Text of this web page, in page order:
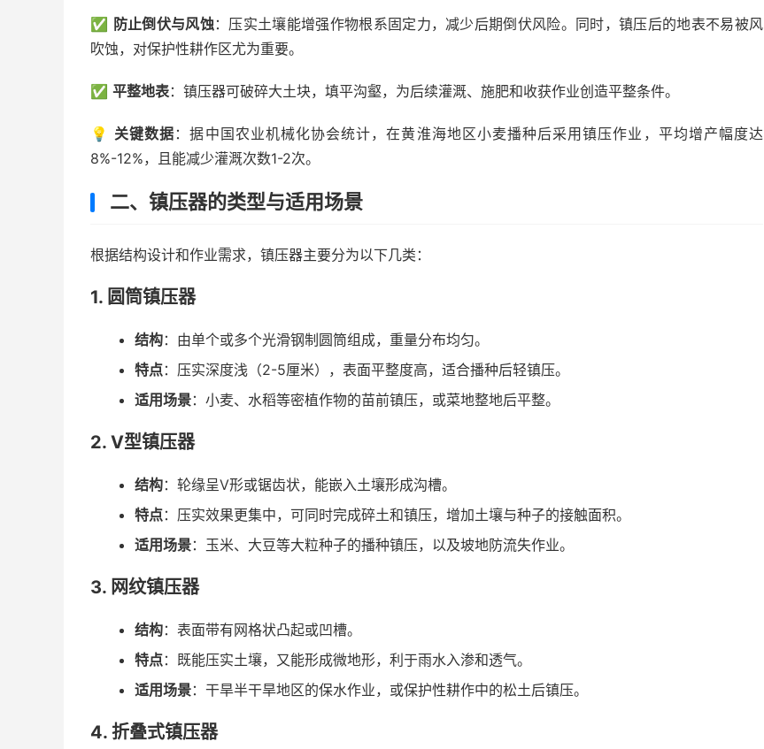
✅ 防止倒伏与风蚀：压实土壤能增强作物根系固定力，减少后期倒伏风险。同时，镇压后的地表不易被风
吹蚀，对保护性耕作区尤为重要。
✅ 平整地表：镇压器可破碎大土块，填平沟壑，为后续灌溉、施肥和收获作业创造平整条件。
💡 关键数据 ：据中国农业机械化协会统计，在黄淮海地区小麦播种后采用镇压作业，平均增产幅度达
8%-12%，且能减少灌溉次数1-2次。
二、镇压器的类型与适用场景
根据结构设计和作业需求，镇压器主要分为以下几类：
1. 圆筒镇压器
结构：由单个或多个光滑钢制圆筒组成，重量分布均匀。
特点：压实深度浅（2-5厘米），表面平整度高，适合播种后轻镇压。
适用场景：小麦、水稻等密植作物的苗前镇压，或菜地整地后平整。
2. V型镇压器
结构：轮缘呈V形或锯齿状，能嵌入土壤形成沟槽。
特点：压实效果更集中，可同时完成碎土和镇压，增加土壤与种子的接触面积。
适用场景：玉米、大豆等大粒种子的播种镇压，以及坡地防流失作业。
3. 网纹镇压器
结构：表面带有网格状凸起或凹槽。
特点：既能压实土壤，又能形成微地形，利于雨水入渗和透气。
适用场景：干旱半干旱地区的保水作业，或保护性耕作中的松土后镇压。
4. 折叠式镇压器